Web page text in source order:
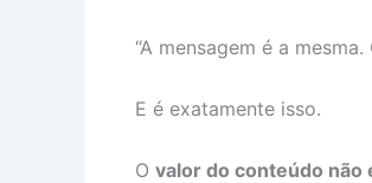
“A mensagem é a
E é exatamente isso.
O valor do conteúdo não